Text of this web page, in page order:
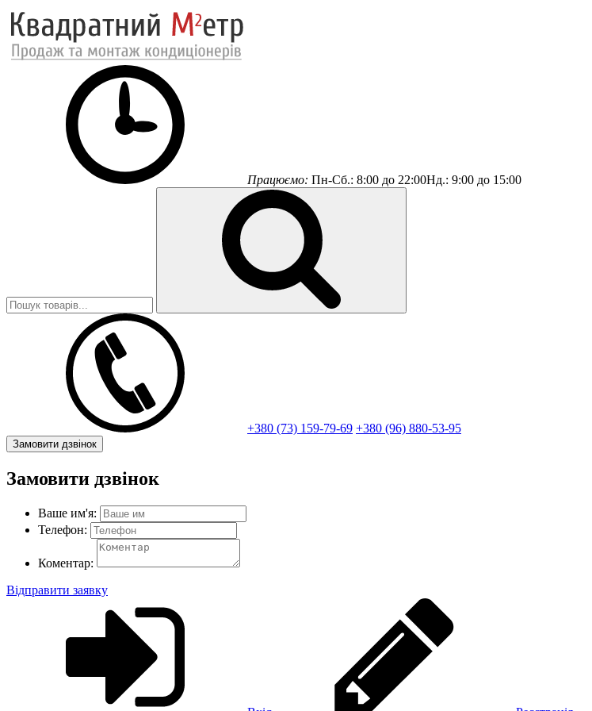
Працюємо: Пн-Сб.: 8:00 до 22:00Нд.: 9:00 до 15:00
+380 (73) 159-79-69 +380 (96) 880-53-95
Замовити дзвінок
Замовити дзвінок
Ваше им'я:
Телефон:
Коментар:
Відправити заявку